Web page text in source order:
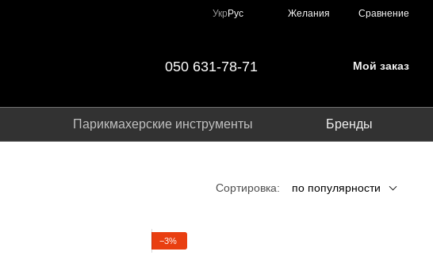
Укр Рус Желания Сравнение
050 631-78-71 Мой заказ
Парикмахерские инструменты Бренды
Сортировка: по популярности
−3%